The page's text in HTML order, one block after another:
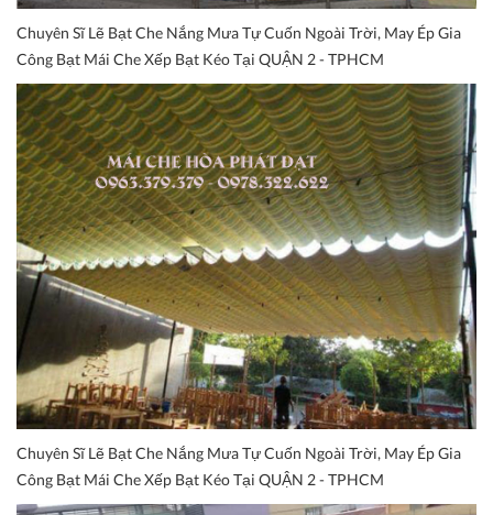
Chuyên Sĩ Lẽ Bạt Che Nắng Mưa Tự Cuốn Ngoài Trời, May Ép Gia
Công Bạt Mái Che Xếp Bạt Kéo Tại QUẬN 2 - TPHCM
Chuyên Sĩ Lẽ Bạt Che Nắng Mưa Tự Cuốn Ngoài Trời, May Ép Gia
Công Bạt Mái Che Xếp Bạt Kéo Tại QUẬN 2 - TPHCM